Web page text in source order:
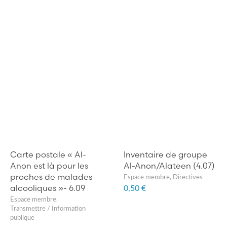
Carte postale « Al-
Anon est là pour les
proches de malades
alcooliques »- 6.09
Espace membre,
Transmettre / Information
publique
Inventaire de groupe
Al-Anon/Alateen (4.07)
Espace membre, Directives
0,50 €